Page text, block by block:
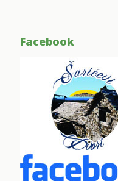
Facebook